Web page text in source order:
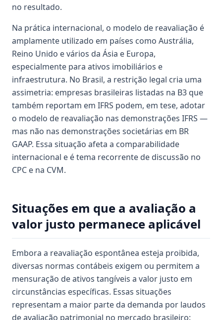
no resultado.
Na prática internacional, o modelo de reavaliação é
amplamente utilizado em países como Austrália,
Reino Unido e vários da Ásia e Europa,
especialmente para ativos imobiliários e
infraestrutura. No Brasil, a restrição legal cria uma
assimetria: empresas brasileiras listadas na B3 que
também reportam em IFRS podem, em tese, adotar
o modelo de reavaliação nas demonstrações IFRS —
mas não nas demonstrações societárias em BR
GAAP. Essa situação afeta a comparabilidade
internacional e é tema recorrente de discussão no
CPC e na CVM.
Situações em que a avaliação a
valor justo permanece aplicável
Embora a reavaliação espontânea esteja proibida,
diversas normas contábeis exigem ou permitem a
mensuração de ativos tangíveis a valor justo em
circunstâncias específicas. Essas situações
representam a maior parte da demanda por laudos
de avaliação patrimonial no mercado brasileiro: